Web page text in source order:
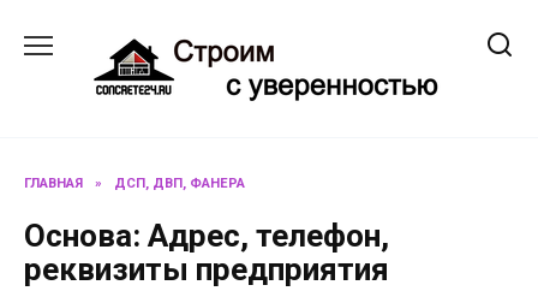
содержанию
ГЛАВНАЯ » ДСП, ДВП, ФАНЕРА
Основа: Адрес, телефон,
реквизиты предприятия